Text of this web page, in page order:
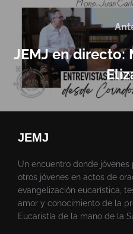
JEMJ en directo:
JEMJ
Un encuentro donde
otros jóvenes en actos de
evangelización eucarística,
amor y conocimiento de la
Eucaristía de la mano de la